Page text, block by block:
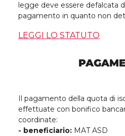
legge deve essere defalcata
pagamento in quanto non
LEGGI LO STATUTO
Il pagamento della quota di
effettuate con bonifico
coordinate:
- beneficiario: MAT ASD